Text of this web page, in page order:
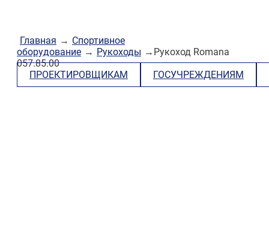
Главная → Спортивное
оборудование → Рукоходы →Рукоход Romana
057.85.00
ПРОЕКТИРОВЩИКАМ
ГОСУЧРЕЖДЕНИЯМ